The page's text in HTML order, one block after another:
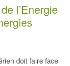
l’Energie
doit faire face